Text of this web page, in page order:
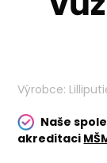
Výrobce:
Naše
akreditaci